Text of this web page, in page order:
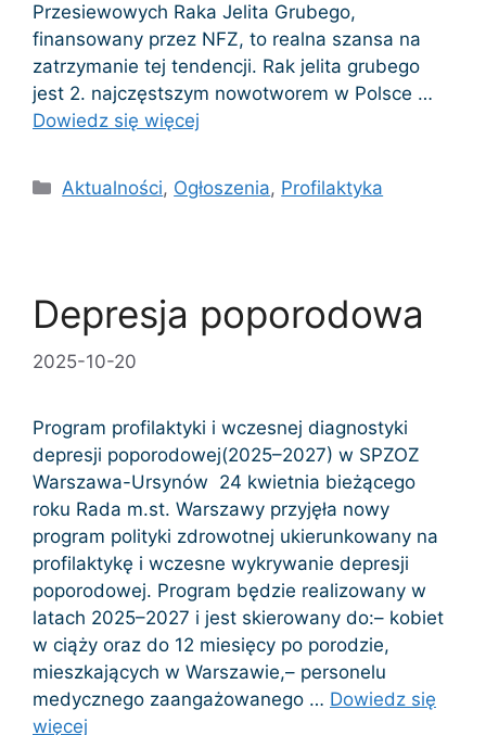
Przesiewowych Raka Jelita Grubego,
finansowany przez NFZ, to realna szansa na
zatrzymanie tej tendencji. Rak jelita grubego
jest 2. najczęstszym nowotworem w Polsce …
Dowiedz się więcej
Kategorie
Aktualności, Ogłoszenia, Profilaktyka
Depresja poporodowa
2025-10-20
Program profilaktyki i wczesnej diagnostyki
depresji poporodowej(2025–2027) w SPZOZ
Warszawa-Ursynów 24 kwietnia bieżącego
roku Rada m.st. Warszawy przyjęła nowy
program polityki zdrowotnej ukierunkowany na
profilaktykę i wczesne wykrywanie depresji
poporodowej. Program będzie realizowany w
latach 2025–2027 i jest skierowany do:– kobiet
w ciąży oraz do 12 miesięcy po porodzie,
mieszkających w Warszawie,– personelu
medycznego zaangażowanego … Dowiedz się
więcej